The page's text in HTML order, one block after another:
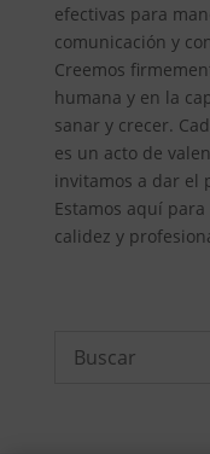
efectivas para
comunicación y
Creemos
humana y en la
sanar y crecer.
es un acto de
invitamos a dar el
Estamos aquí
calidez y